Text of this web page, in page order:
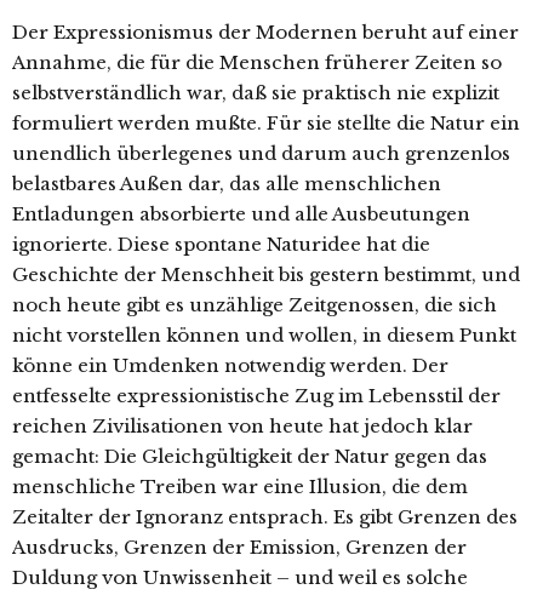
Der Expressionismus der Modernen beruht auf einer
Annahme, die für die Menschen früherer Zeiten so
selbstverständlich war, daß sie praktisch nie explizit
formuliert werden mußte. Für sie stellte die Natur ein
unendlich überlegenes und darum auch grenzenlos
belastbares Außen dar, das alle menschlichen
Entladungen absorbierte und alle Ausbeutungen
ignorierte. Diese spontane Naturidee hat die
Geschichte der Menschheit bis gestern bestimmt, und
noch heute gibt es unzählige Zeitgenossen, die sich
nicht vorstellen können und wollen, in diesem Punkt
könne ein Umdenken notwendig werden. Der
entfesselte expressionistische Zug im Lebensstil der
reichen Zivilisationen von heute hat jedoch klar
gemacht: Die Gleichgültigkeit der Natur gegen das
menschliche Treiben war eine Illusion, die dem
Zeitalter der Ignoranz entsprach. Es gibt Grenzen des
Ausdrucks, Grenzen der Emission, Grenzen der
Duldung von Unwissenheit – und weil es solche